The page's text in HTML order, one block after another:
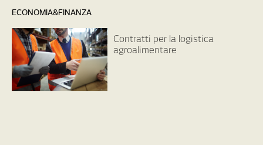
ECONOMIA&FINANZA
Contratti per la logistica
agroalimentare